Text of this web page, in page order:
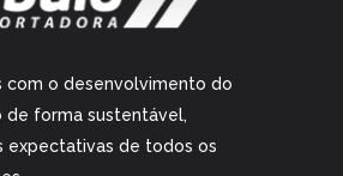
com o desenvolvimento do
de forma sustentável,
expectativas de todos os